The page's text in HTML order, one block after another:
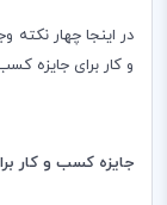
در اینجا چهار
و کار برای جایزه کسب و
جایزه کسب و